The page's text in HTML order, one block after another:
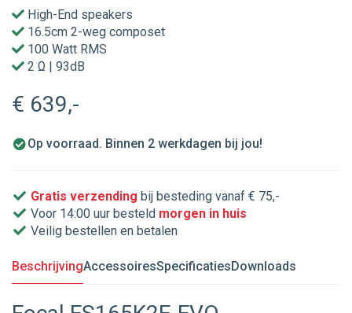
High-End speakers
16.5cm 2-weg composet
100 Watt RMS
2 Ω | 93dB
€ 639,-
Op voorraad. Binnen 2 werkdagen bij jou!
Gratis verzending bij besteding vanaf € 75,-
Voor 14:00 uur besteld morgen in huis
Veilig bestellen en betalen
BeschrijvingAccessoiresSpecificatiesDownloads